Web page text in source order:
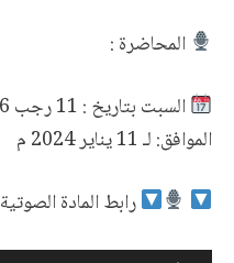
المحاضرة :
السبت بتاريخ : 11 رجب 1446هـ.
‌الموافق: لـ 11 يناير 2024 م
رابط المادة الصوتية